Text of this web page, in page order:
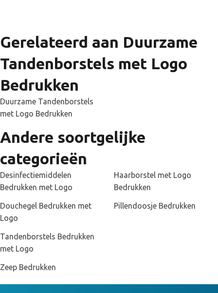
Gerelateerd aan Duurzame
Tandenborstels met Logo
Bedrukken
Duurzame Tandenborstels
met Logo Bedrukken
Andere soortgelijke
categorieën
Desinfectiemiddelen
Bedrukken met Logo
Douchegel Bedrukken met
Logo
Haarborstel met Logo
Bedrukken
Pillendoosje Bedrukken
Tandenborstels Bedrukken
met Logo
Zeep Bedrukken